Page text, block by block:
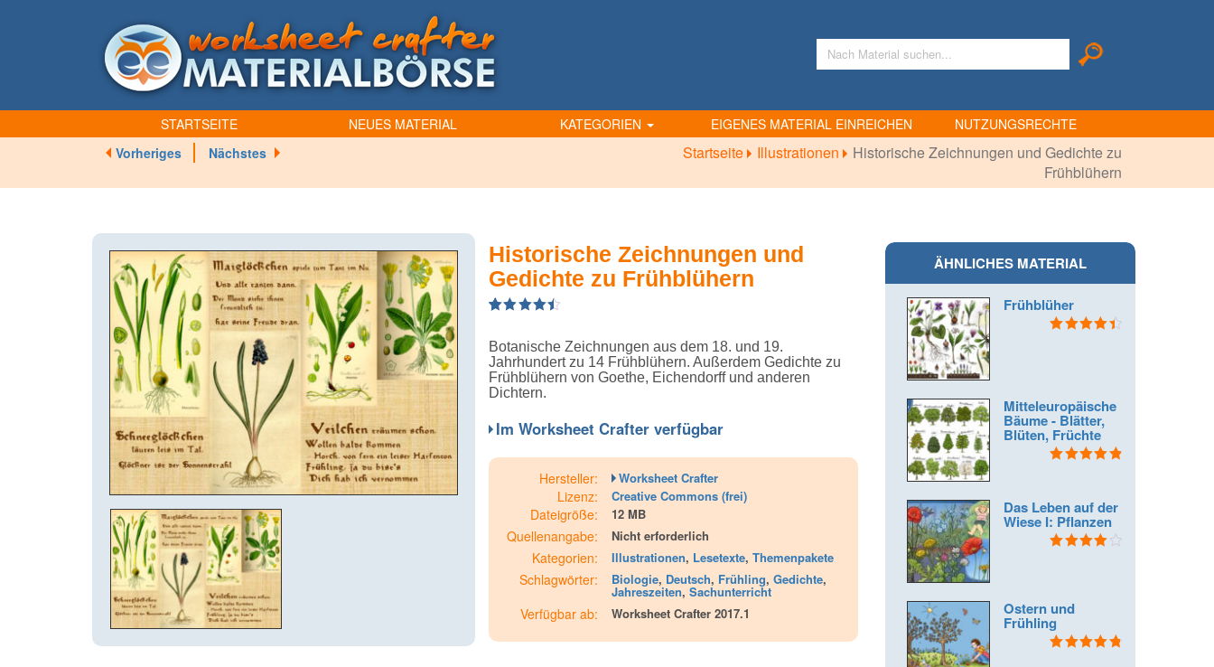
STARTSEITE NEUES MATERIAL KATEGORIEN EIGENES MATERIAL EINREICHEN
NUTZUNGSRECHTE
Vorheriges
Nächstes Startseite Illustrationen
Historische Zeichnungen und Gedichte zu
Frühblühern
Historische Zeichnungen und
Gedichte zu Frühblühern
customer
ratings
Botanische Zeichnungen aus dem 18. und 19.
Jahrhundert zu 14 Frühblühern. Außerdem Gedichte zu
Frühblühern von Goethe, Eichendorff und anderen
Dichtern.
Im Worksheet Crafter verfügbar
Hersteller: Worksheet Crafter
Lizenz: Creative Commons (frei)
Dateigröße: 12 MB
Quellenangabe: Nicht erforderlich
Kategorien: Illustrationen, Lesetexte, Themenpakete
Schlagwörter: Biologie, Deutsch, Frühling, Gedichte,
Jahreszeiten, Sachunterricht
Verfügbar ab: Worksheet Crafter 2017.1
ÄHNLICHES MATERIAL
Frühblüher
Mitteleuropäische
Bäume - Blätter,
Blüten, Früchte
Das Leben auf der
Wiese I: Pflanzen
Ostern und
Frühling